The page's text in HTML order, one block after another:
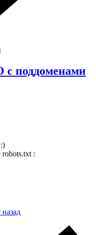
с поддоменами
robots.txt :
назад